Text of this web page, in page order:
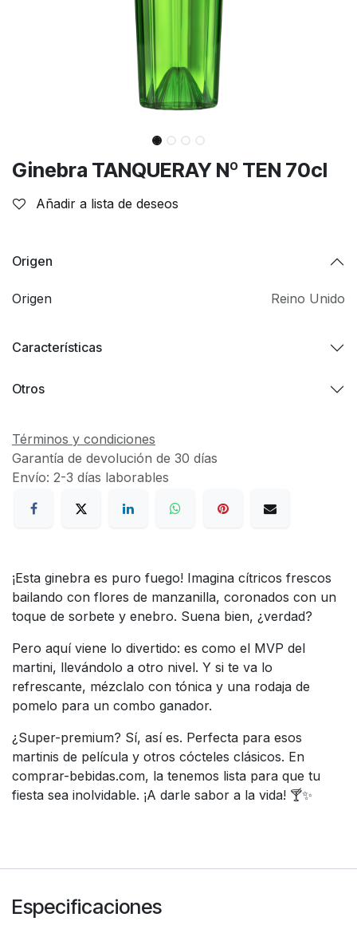
Ginebra TANQUERAY Nº TEN 70cl
Añadir a lista de deseos
Origen
Origen Reino Unido
Características
Otros
Términos y condiciones
Garantía de devolución de 30 días
Envío: 2-3 días laborables
¡Esta ginebra es puro fuego! Imagina cítricos frescos
bailando con flores de manzanilla, coronados con un
toque de sorbete y enebro. Suena bien, ¿verdad?
Pero aquí viene lo divertido: es como el MVP del
martini, llevándolo a otro nivel. Y si te va lo
refrescante, mézclalo con tónica y una rodaja de
pomelo para un combo ganador.
¿Super-premium? Sí, así es. Perfecta para esos
martinis de película y otros cócteles clásicos. En
comprar-bebidas.com, la tenemos lista para que tu
fiesta sea inolvidable. ¡A darle sabor a la vida! 🍸✨
Especificaciones